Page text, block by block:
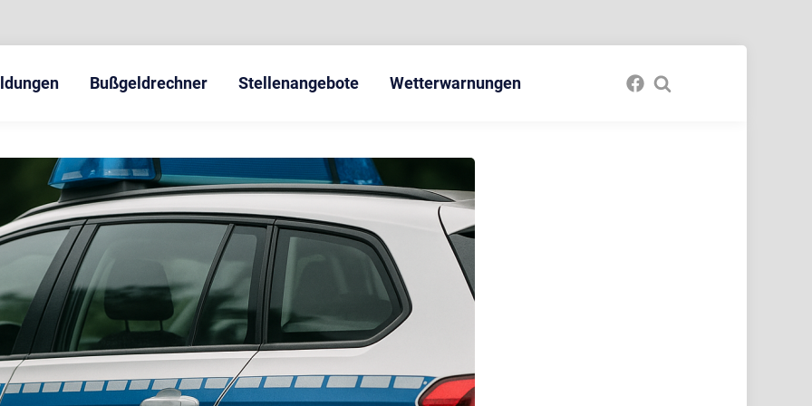
Bußgeldrechner Stellenangebote Wetterwarnungen